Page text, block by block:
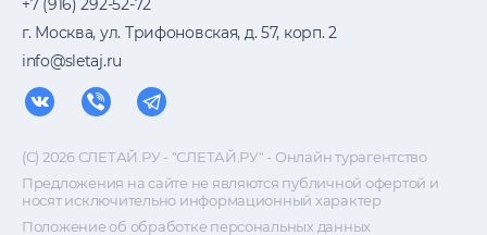
+7 (916) 292-52-72
г. Москва, ул. Трифоновская, д. 57, корп. 2
info@sletaj.ru
(C) 2026 СЛЕТАЙ.РУ - "СЛЕТАЙ.РУ" - Онлайн турагентство
Предложения на сайте не являются публичной офертой и
носят исключительно информационный характер
Положение об обработке персональных данных